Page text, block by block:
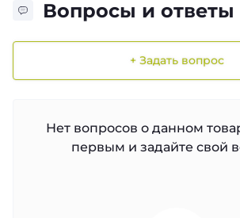
Вопросы и ответы
+ Задать вопрос
Нет вопросов о данном
первым и задайте свой